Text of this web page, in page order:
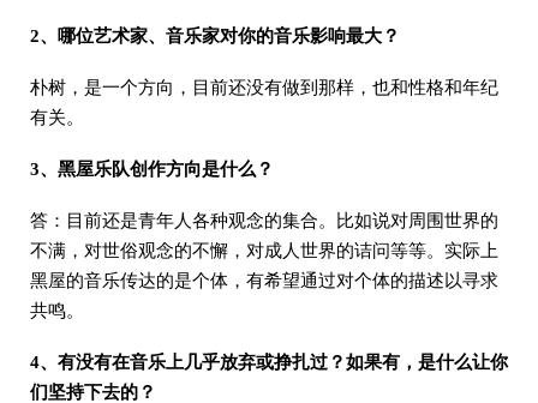
2、哪位艺术家、音乐家对你的音乐影响最大？
朴树，是一个方向，目前还没有做到那样，也和性格和年纪
有关。
3、黑屋乐队创作方向是什么？
答：目前还是青年人各种观念的集合。比如说对周围世界的
不满，对世俗观念的不懈，对成人世界的诘问等等。实际上
黑屋的音乐传达的是个体，有希望通过对个体的描述以寻求
共鸣。
4、有没有在音乐上几乎放弃或挣扎过？如果有，是什么让你
们坚持下去的？